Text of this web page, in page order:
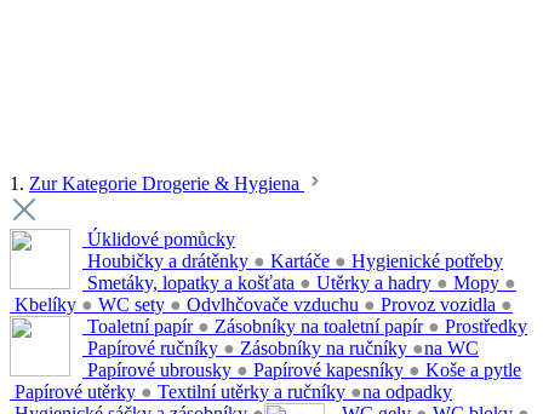
1. Zur Kategorie Drogerie & Hygiena
Úklidové pomůcky
Houbičky a drátěnky ● Kartáče ●
Smetáky, lopatky a košťata ● Utěrky a hadry ● Mopy ●
Kbelíky ● WC sety ● Odvlhčovače vzduchu ● Provoz vozidla ●
Hygienické potřeby
Toaletní papír ● Zásobníky na toaletní papír ●
Papírové ručníky ● Zásobníky na ručníky ●
Papírové ubrousky ● Papírové kapesníky ●
Papírové utěrky ● Textilní utěrky a ručníky ●
Prostředky
na WC
Koše a pytle
na odpadky